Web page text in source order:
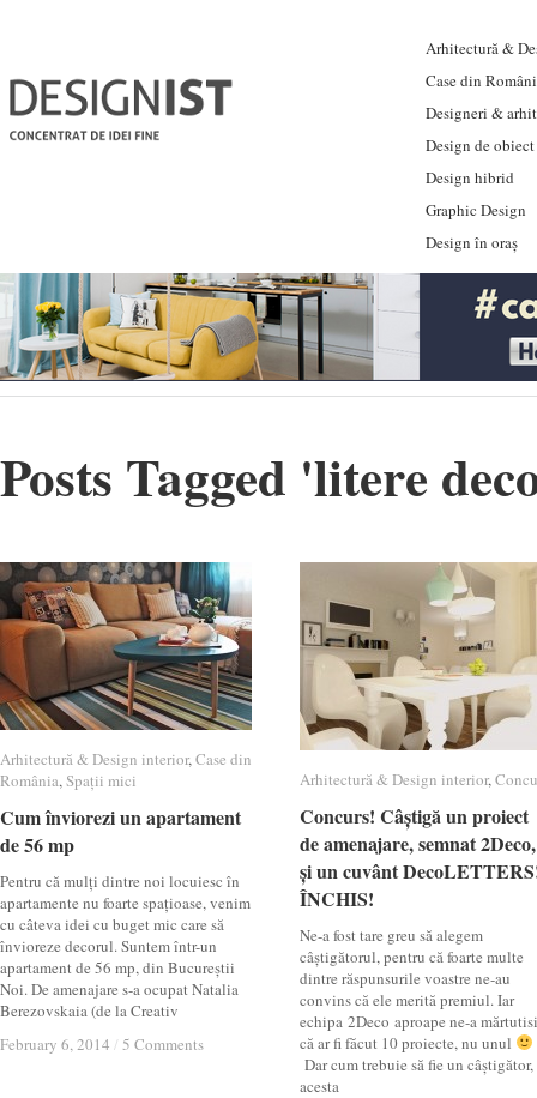
Arhitectură &
Case din
Designeri &
Design de obiect
Design hibrid
Graphic Design
Design în oraș
Posts Tagged 'litere
Arhitectură & Design interior,Case din
România,Spații mici
Cum înviorezi un apartament
de 56 mp
Pentru că mulți dintre noi locuiesc în
apartamente nu foarte spațioase, venim
cu câteva idei cu buget mic care să
învioreze decorul. Suntem într-un
apartament de 56 mp, din Bucureștii
Noi. De amenajare s-a ocupat Natalia
Berezovskaia (de la Creativ
February 6, 2014 / 5 Comments
Arhitectură & Design interior Case din
România Spații mici
Cum înviorezi un apartament
de 56 mp
February 6, 2014 / 5 Comments
Arhitectură & Design interior,
Concurs! Câștigă un proiect
de amenajare, semnat 2Deco,
și un cuvânt
ÎNCHIS!
Ne-a fost tare greu să alegem
câștigătorul, pentru că foarte multe
dintre răspunsurile voastre ne-au
convins că ele merită premiul. Iar
echipa 2Deco aproape ne-a
că ar fi făcut 10 proiecte, nu unul
Dar cum trebuie să fie un câștigător,
acesta
Arhitectură & Design interior
Concurs! Câștigă un proiect
de amenajare, semnat 2Deco,
și un cuvânt
ÎNCHIS!